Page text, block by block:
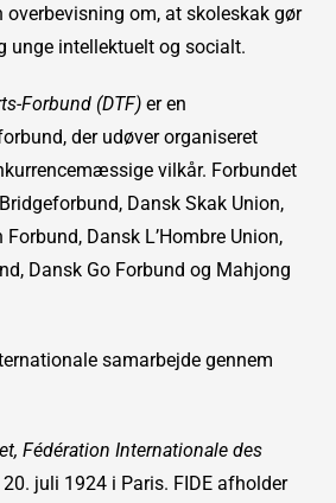
om, at skoleskak gør
unge intellektuelt og socialt.
Forbund (DTF) er en
der udøver organiseret
vilkår. Forbundet
Dansk Skak Union,
Dansk L’Hombre Union,
Dansk Go Forbund og Mahjong
samarbejde gennem
Fédération Internationale des
juli 1924 i Paris. FIDE afholder